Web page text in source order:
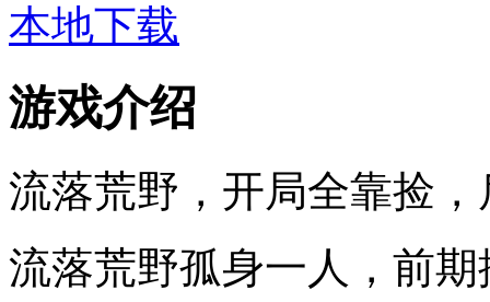
本地下载
游戏介绍
流落荒野，开局全靠捡
流落荒野孤身一人，前